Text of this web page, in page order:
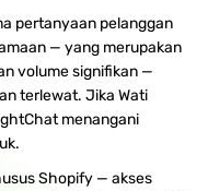
pertanyaan pelanggan
— yang merupakan
volume signifikan —
terlewat. Jika Wati
menangani
Shopify — akses